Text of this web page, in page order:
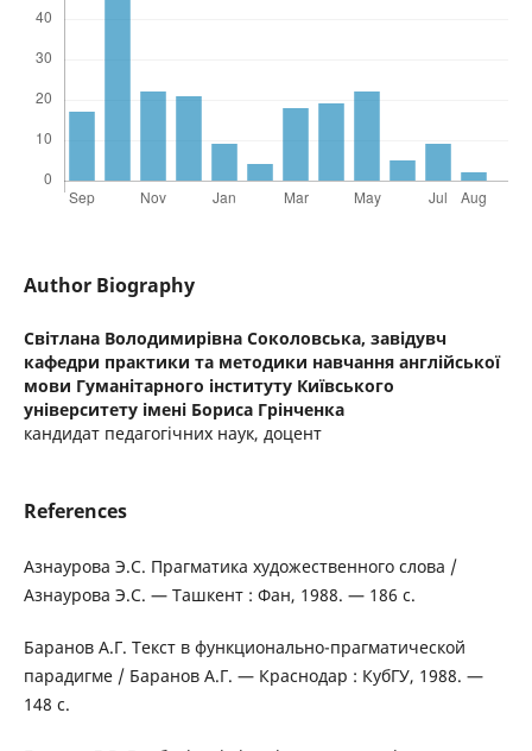
Author Biography
Світлана Володимирівна Соколовська, завідувч
кафедри практики та методики навчання англійської
мови Гуманітарного інституту Київського
університету імені Бориса Грінченка
кандидат педагогічних наук, доцент
References
Азнаурова Э.С. Прагматика художественного слова /
Азнаурова Э.С. — Ташкент : Фан, 1988. — 186 с.
Баранов А.Г. Текст в функционально-прагматической
парадигме / Баранов А.Г. — Краснодар : КубГУ, 1988. —
148 с.